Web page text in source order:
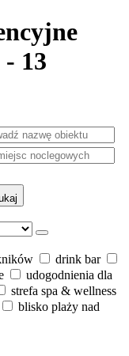
- 13
drink bar
udogodnienia dla
strefa spa & wellness
blisko plaży nad